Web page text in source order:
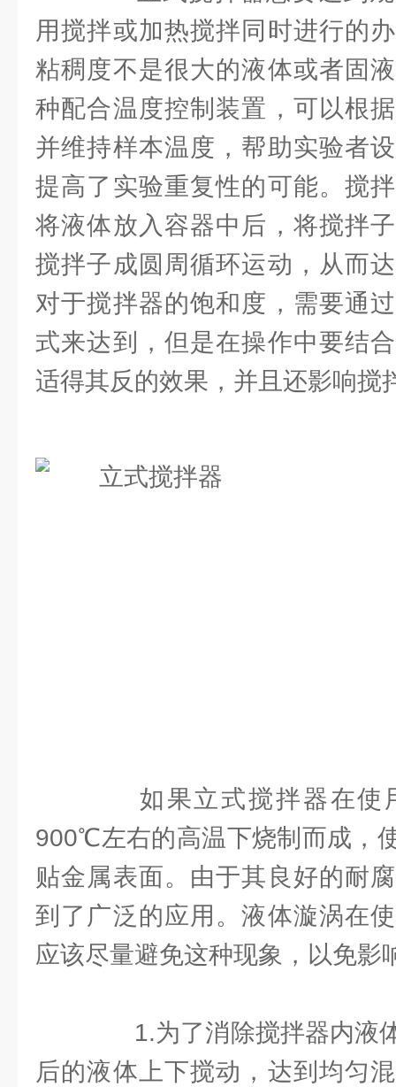
用搅拌或加热搅拌同时进行的
粘稠度不是很大的液体或者固
种配合温度控制装置，可以根
并维持样本温度，帮助实验者
提高了实验重复性的可能。搅
将液体放入容器中后，将搅拌
搅拌子成圆周循环运动，从而
对于搅拌器的饱和度，需要通
式来达到，但是在操作中要结
适得其反的效果，并且还影响搅
如果立式搅拌器在使
900℃左右的高温下烧制而成，
贴金属表面。由于其良好的耐
到了广泛的应用。液体漩涡在
应该尽量避免这种现象，以免影
1.为了消除搅拌器内液
后的液体上下搅动，达到均匀